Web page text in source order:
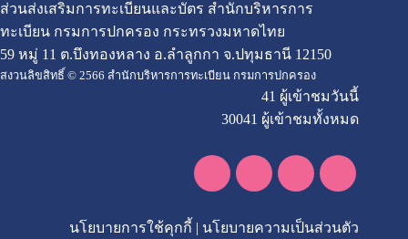
ส่วนส่งเสริมการทะเบียนและบัตร สำนักบริหารการ
ทะเบียน กรมการปกครอง กระทรวงมหาดไทย
59 หมู่ 11 ต.บึงทองหลาง อ.ลำลูกกา จ.ปทุมธานี 12150
สงวนลิขสิทธิ์ © 2566 สำนักบริหารการทะเบียน กรมการปกครอง
41 ผู้เข้าชมวันนี้
30041 ผู้เข้าชมทั้งหมด
นโยบายการใช้คุกกี้ | นโยบายความเป็นส่วนตัว